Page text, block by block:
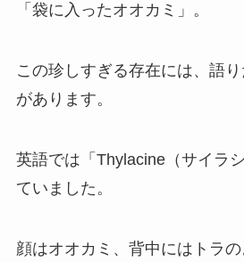
「袋に入ったオオカミ」。
この珍しすぎる存在には、語
があります。
英語では「Thylacine（サイラ
ていました。
顔はオオカミ、背中にはトラ